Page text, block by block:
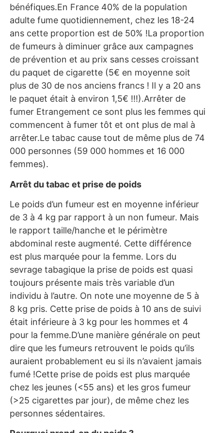
bénéfiques.En France 40% de la population
adulte fume quotidiennement, chez les 18-24
ans cette proportion est de 50% !La proportion
de fumeurs à diminuer grâce aux campagnes
de prévention et au prix sans cesses croissant
du paquet de cigarette (5€ en moyenne soit
plus de 30 de nos anciens francs ! Il y a 20 ans
le paquet était à environ 1,5€ !!!).Arrêter de
fumer Etrangement ce sont plus les femmes qui
commencent à fumer tôt et ont plus de mal à
arrêter.Le tabac cause tout de même plus de 74
000 personnes (59 000 hommes et 16 000
femmes).
Arrêt du tabac et prise de poids
Le poids d’un fumeur est en moyenne inférieur
de 3 à 4 kg par rapport à un non fumeur. Mais
le rapport taille/hanche et le périmètre
abdominal reste augmenté. Cette différence
est plus marquée pour la femme. Lors du
sevrage tabagique la prise de poids est quasi
toujours présente mais très variable d’un
individu à l’autre. On note une moyenne de 5 à
8 kg pris. Cette prise de poids à 10 ans de suivi
était inférieure à 3 kg pour les hommes et 4
pour la femme.D’une manière générale on peut
dire que les fumeurs retrouvent le poids qu’ils
auraient probablement eu si ils n’avaient jamais
fumé !Cette prise de poids est plus marquée
chez les jeunes (<55 ans) et les gros fumeur
(>25 cigarettes par jour), de même chez les
personnes sédentaires.